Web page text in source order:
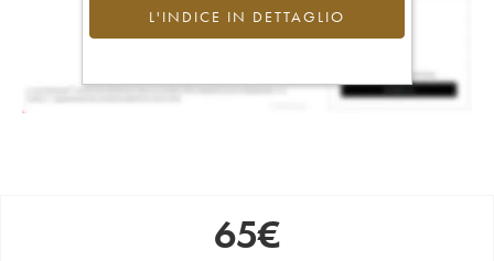
L'INDICE IN DETTAGLIO
65€